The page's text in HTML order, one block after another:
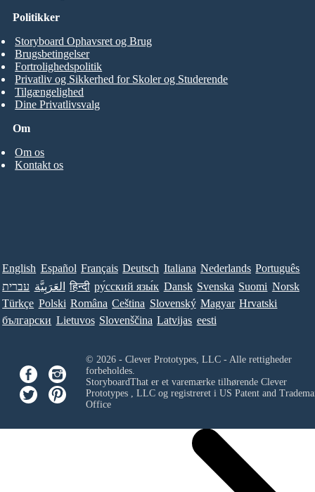
Om
Om os
Kontakt os
Politikker
Storyboard Ophavsret og Brug
Brugsbetingelser
Fortrolighedspolitik
Privatliv og Sikkerhed for Skoler og Studerende
Tilgængelighed
Dine Privatlivsvalg
English Español Français Deutsch Italiana Nederlands Português
עברית العَرَبِيَّة हिन्दी ру́сский язы́к Dansk Svenska Suomi Norsk
Türkçe Polski Româna Ceština Slovenský Magyar Hrvatski
български Lietuvos Slovenščina Latvijas eesti
© 2026 - Clever Prototypes, LLC - Alle rettigheder
forbeholdes.
StoryboardThat er et varemærke tilhørende Clever
Prototypes , LLCog registreret i US Patent and
Office